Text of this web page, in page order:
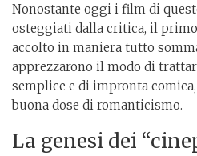
Nonostante oggi i film di
osteggiati dalla critica, il
accolto in maniera tutto
apprezzarono il modo di
semplice e di impronta
buona dose di romanticismo.
La genesi dei